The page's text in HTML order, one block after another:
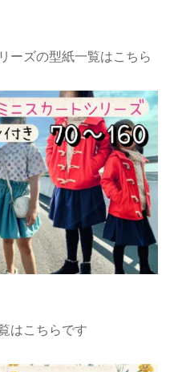
ーズの型紙一覧はこちら
はこちらです